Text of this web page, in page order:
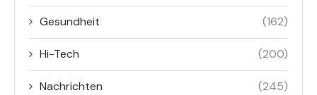
Gesundheit (162)
Hi-Tech (200)
Nachrichten (245)